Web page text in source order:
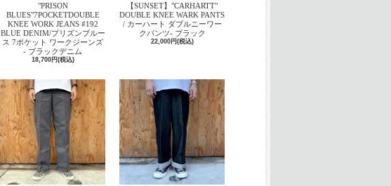
"PRISON
BLUES"7POCKETDOUBLE
KNEE WORK JEANS #192
BLUE DENIM/プリズンブルー
ス 7ポケット ワークジーンズ
- ブラックデニム
18,700円(税込)
【SUNSET】"CARHARTT"
DOUBLE KNEE WARK PANTS
/ カーハート ダブルニーワー
クパンツ- ブラック
22,000円(税込)